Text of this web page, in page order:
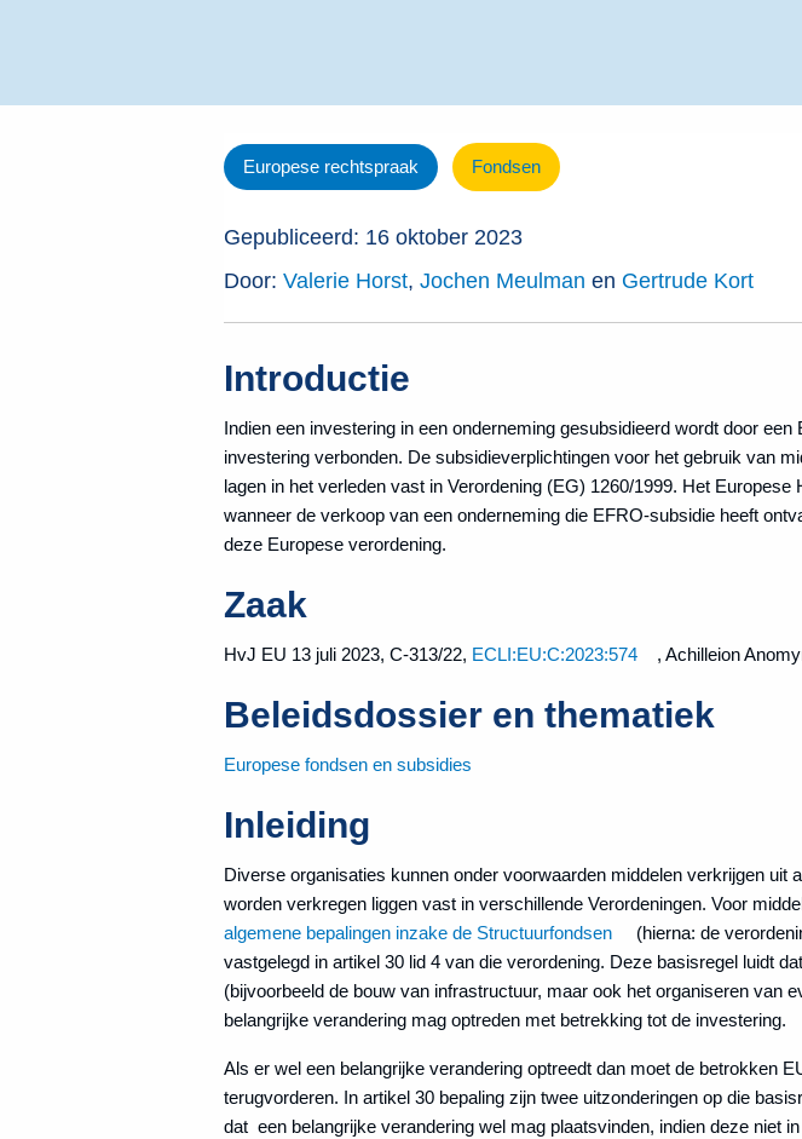
Europese rechtspraak Fondsen
Gepubliceerd: 16 oktober 2023
Door: Valerie Horst, Jochen Meulman en Gertrude Kort
Introductie
Indien een investering in een onderneming gesubsidieerd wordt door
investering verbonden. De subsidieverplichtingen voor het gebruik van
lagen in het verleden vast in Verordening (EG) 1260/1999. Het
wanneer de verkoop van een onderneming die EFRO-subsidie heeft
deze Europese verordening.
Zaak
HvJ EU 13 juli 2023, C-313/22, ECLI:EU:C:2023:574 , Achilleion
Beleidsdossier en thematiek
Europese fondsen en subsidies
Inleiding
Diverse organisaties kunnen onder voorwaarden middelen verkrijgen
worden verkregen liggen vast in verschillende Verordeningen. Voor
algemene bepalingen inzake de Structuurfondsen
(hierna: de
vastgelegd in artikel 30 lid 4 van die verordening. Deze basisregel luidt
(bijvoorbeeld de bouw van infrastructuur, maar ook het organiseren van
belangrijke verandering mag optreden met betrekking tot de investering.
Als er wel een belangrijke verandering optreedt dan moet de betrokken
terugvorderen. In artikel 30 bepaling zijn twee uitzonderingen op die
dat een belangrijke verandering wel mag plaatsvinden, indien deze niet